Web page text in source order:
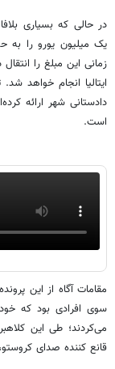
در حالی که بسیاری
یک میلیون یورو را به
زمانی این مبلغ را
ایتالیا انجام خواهد
دادستانی شهر ارائه
است.
مقامات آگاه از این
سوی افرادی بود که خود
می‌کردند؛ طی این
قانع کننده صدای